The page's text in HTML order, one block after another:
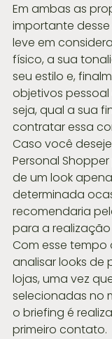
Em ambas as
importante
leve em
físico, a sua
seu estilo e,
objetivos
seja, qual a sua
contratar essa
Caso você
Personal
de um look
determinada
recomendaria
para a realização
Com esse tempo
analisar looks de
lojas, uma vez
selecionadas no
o briefing é
primeiro contato.